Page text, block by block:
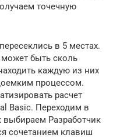
точечную
в 5 местах.
быть сколь
каждую из них
процессом.
расчет
Basic. Переходим в
выбираем Разработчик
сочетанием клавиш